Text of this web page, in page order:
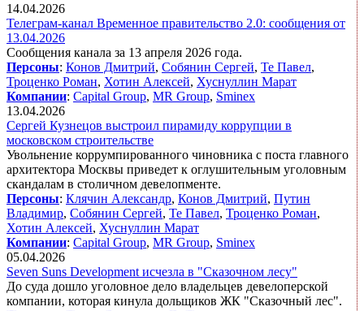
14.04.2026
Телеграм-канал Временное правительство 2.0: сообщения от
13.04.2026
Сообщения канала за 13 апреля 2026 года.
Персоны: Конов Дмитрий, Собянин Сергей, Те Павел,
Троценко Роман, Хотин Алексей, Хуснуллин Марат
Компании: Capital Group, MR Group, Sminex
13.04.2026
Сергей Кузнецов выстроил пирамиду коррупции в
московском строительстве
Увольнение коррумпированного чиновника с поста главного
архитектора Москвы приведет к оглушительным уголовным
скандалам в столичном девелопменте.
Персоны: Клячин Александр, Конов Дмитрий, Путин
Владимир, Собянин Сергей, Те Павел, Троценко Роман,
Хотин Алексей, Хуснуллин Марат
Компании: Capital Group, MR Group, Sminex
05.04.2026
Seven Suns Development исчезла в "Сказочном лесу"
До суда дошло уголовное дело владельцев девелоперской
компании, которая кинула дольщиков ЖК "Сказочный лес".